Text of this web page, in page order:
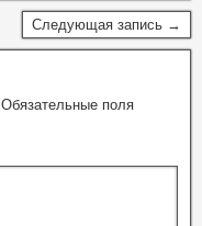
Следующая запись →
Обязательные поля